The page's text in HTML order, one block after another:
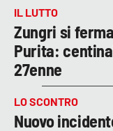
IL LUTTO
Zungri si
Purita:
27enne
LO SCONTRO
Nuovo